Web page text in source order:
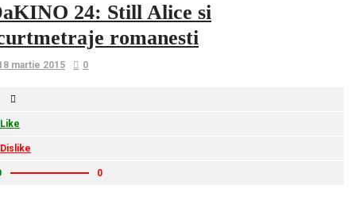
24: Still Alice si
romanesti
martie 2015 0
Like
Dislike
0